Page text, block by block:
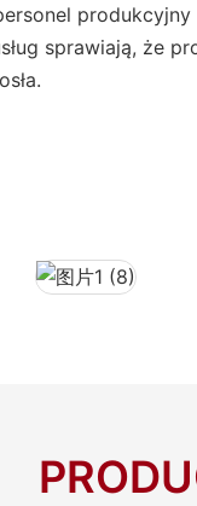
sprawiają, że